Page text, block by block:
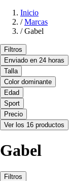
Inicio
/ Marcas
/ Gabel
Filtros
Enviado en 24 horas
Talla
Color dominante
Edad
Sport
Precio
Ver los 16 productos
Gabel
Filtros